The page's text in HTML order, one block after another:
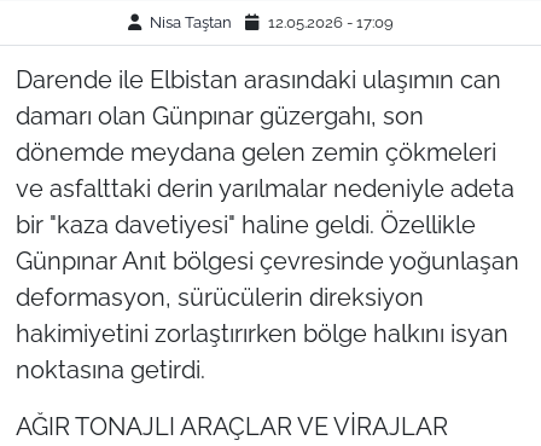
Nisa Taştan 12.05.2026 - 17:09
Darende ile Elbistan arasındaki ulaşımın can
damarı olan Günpınar güzergahı, son
dönemde meydana gelen zemin çökmeleri
ve asfalttaki derin yarılmalar nedeniyle adeta
bir "kaza davetiyesi" haline geldi. Özellikle
Günpınar Anıt bölgesi çevresinde yoğunlaşan
deformasyon, sürücülerin direksiyon
hakimiyetini zorlaştırırken bölge halkını isyan
noktasına getirdi.
AĞIR TONAJLI ARAÇLAR VE VİRAJLAR